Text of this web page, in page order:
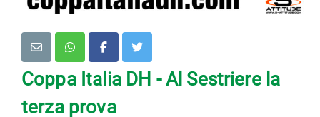
Coppa Italia DH - Al Sestriere la
terza prova